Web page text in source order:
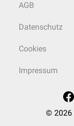
AGB
Datenschutz
Cookies
Impressum
© 2026